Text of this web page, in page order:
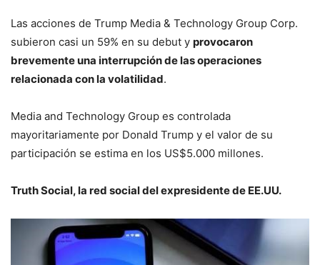
Las acciones de Trump Media & Technology Group Corp.
subieron casi un 59% en su debut y provocaron
brevemente una interrupción de las operaciones
relacionada con la volatilidad.
Media and Technology Group es controlada
mayoritariamente por Donald Trump y el valor de su
participación se estima en los US$5.000 millones.
Truth Social, la red social del expresidente de EE.UU.